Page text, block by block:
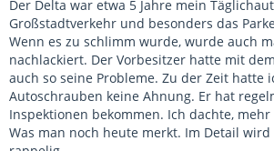
Der Delta war etwa 5 Jahre mein
Großstadtverkehr und besonders das
Wenn es zu schlimm wurde, wurde auch
nachlackiert. Der Vorbesitzer hatte mit
auch so seine Probleme. Zu der Zeit hatte
Autoschrauben keine Ahnung. Er hat
Inspektionen bekommen. Ich dachte,
Was man noch heute merkt. Im Detail wird